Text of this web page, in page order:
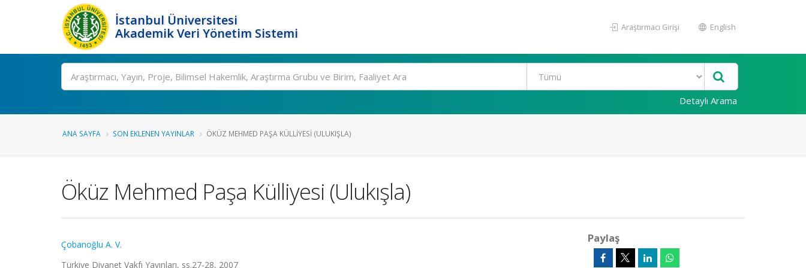
İstanbul Üniversitesi
Akademik Veri Yönetim Sistemi
Araştırmacı Girişi English
Ara
Detaylı Arama
ANA SAYFA SON EKLENEN YAYINLAR ÖKÜZ MEHMED PAŞA KÜLLIYESI (ULUKIŞLA)
Öküz Mehmed Paşa Külliyesi (Ulukışla)
Çobanoğlu A. V.
Türkiye Diyanet Vakfı Yayınları, ss.27-28, 2007
Paylaş